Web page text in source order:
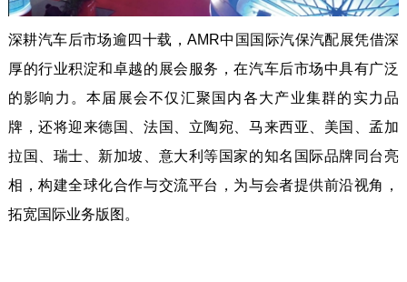
深耕汽车后市场逾四十载，AMR中国国际汽保汽配展凭借深
厚的行业积淀和卓越的展会服务，在汽车后市场中具有广泛
的影响力。本届展会不仅汇聚国内各大产业集群的实力品
牌，还将迎来德国、法国、立陶宛、马来西亚、美国、孟加
拉国、瑞士、新加坡、意大利等国家的知名国际品牌同台亮
相，构建全球化合作与交流平台，为与会者提供前沿视角，
拓宽国际业务版图。